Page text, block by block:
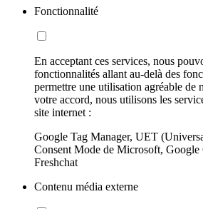
Fonctionnalité
En acceptant ces services, nous
fonctionnalités allant au-delà des
permettre une utilisation agréable de
votre accord, nous utilisons les
site internet :
Google Tag Manager, UET
Consent Mode de Microsoft,
Freshchat
Contenu média externe